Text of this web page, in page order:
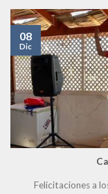
Felicitaciones a
08
Dic